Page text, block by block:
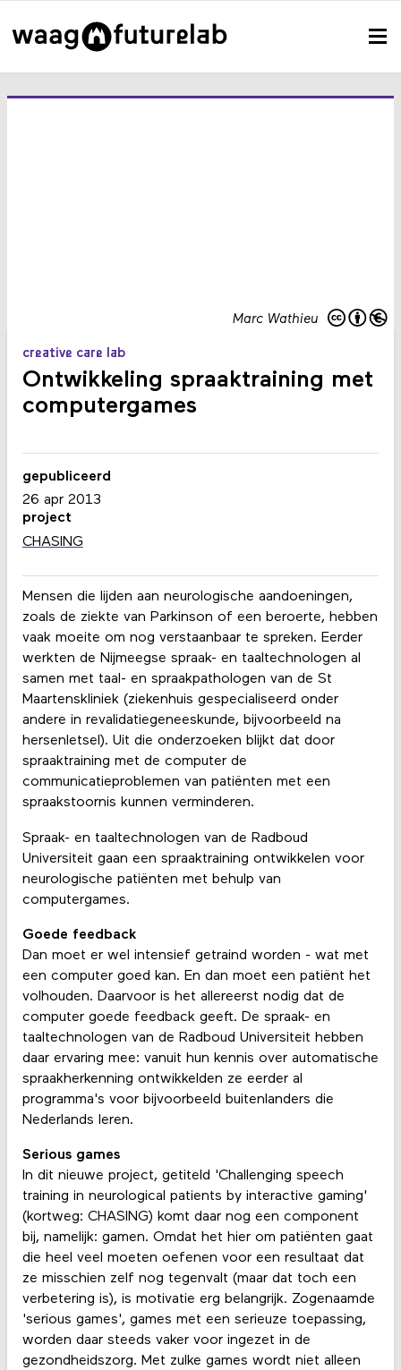
Marc Wathieu
creative care lab
Ontwikkeling spraaktraining met
computergames
Mensen die lijden aan neurologische aandoeningen,
zoals de ziekte van Parkinson of een beroerte, hebben
vaak moeite om nog verstaanbaar te spreken. Eerder
werkten de Nijmeegse spraak- en taaltechnologen al
samen met taal- en spraakpathologen van de St
Maartenskliniek (ziekenhuis gespecialiseerd onder
andere in revalidatiegeneeskunde, bijvoorbeeld na
hersenletsel). Uit die onderzoeken blijkt dat door
spraaktraining met de computer de
communicatieproblemen van patiënten met een
spraakstoornis kunnen verminderen.
Spraak- en taaltechnologen van de Radboud
Universiteit gaan een spraaktraining ontwikkelen voor
neurologische patiënten met behulp van
computergames.
Goede feedback
Dan moet er wel intensief getraind worden - wat met
een computer goed kan. En dan moet een patiënt het
volhouden. Daarvoor is het allereerst nodig dat de
computer goede feedback geeft. De spraak- en
taaltechnologen van de Radboud Universiteit hebben
daar ervaring mee: vanuit hun kennis over automatische
spraakherkenning ontwikkelden ze eerder al
programma's voor bijvoorbeeld buitenlanders die
Nederlands leren.
Serious games
In dit nieuwe project, getiteld 'Challenging speech
training in neurological patients by interactive gaming'
(kortweg: CHASING) komt daar nog een component
bij, namelijk: gamen. Omdat het hier om patiënten gaat
die heel veel moeten oefenen voor een resultaat dat
ze misschien zelf nog tegenvalt (maar dat toch een
verbetering is), is motivatie erg belangrijk. Zogenaamde
'serious games', games met een serieuze toepassing,
worden daar steeds vaker voor ingezet in de
gezondheidszorg. Met zulke games wordt niet alleen
gepubliceerd
26 apr 2013
project
CHASING